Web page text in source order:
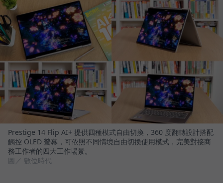
Prestige 14 Flip AI+ 提供四種模式自由切換，360 度翻轉設計搭配
觸控 OLED 螢幕，可依照不同情境自由切換使用模式，完美對接商
務工作者的四大工作場景。
圖／ 數位時代